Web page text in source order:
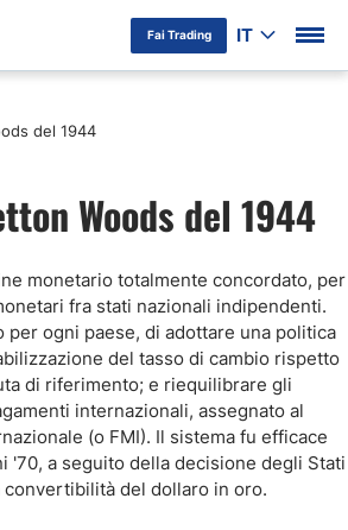
Fai Trading IT
del 1944
Woods del 1944
monetario totalmente concordato, per
fra stati nazionali indipendenti.
per ogni paese, di adottare una politica
del tasso di cambio rispetto
di riferimento; e riequilibrare gli
internazionali, assegnato al
(o FMI). Il sistema fu efficace
'70, a seguito della decisione degli Stati
del dollaro in oro.